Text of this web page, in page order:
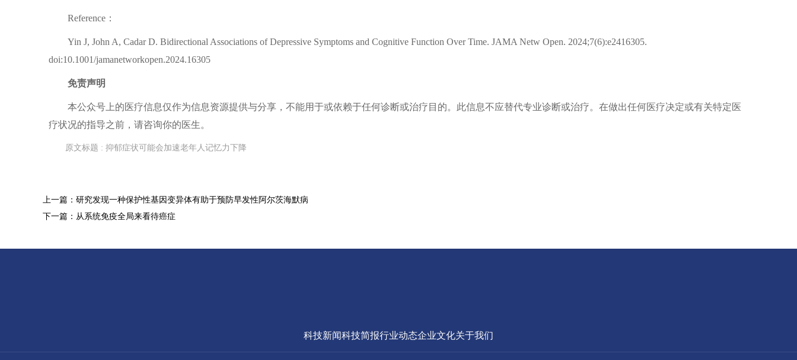
Reference：
Yin J, John A, Cadar D. Bidirectional Associations of Depressive Symptoms and Cognitive Function Over Time. JAMA Netw Open. 2024;7(6):e2416305.
doi:10.1001/jamanetworkopen.2024.16305
免责声明
本公众号上的医疗信息仅作为信息资源提供与分享，不能用于或依赖于任何诊断或治疗目的。此信息不应替代专业诊断或治疗。在做出任何医疗决定或有关特定医
疗状况的指导之前，请咨询你的医生。
原文标题 : 抑郁症状可能会加速老年人记忆力下降
上一篇：研究发现一种保护性基因变异体有助于预防早发性阿尔茨海默病
下一篇：从系统免疫全局来看待癌症
科技新闻科技简报行业动态企业文化关于我们